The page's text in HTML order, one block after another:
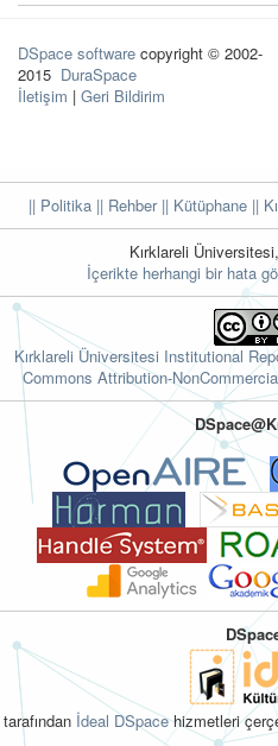
DSpace software copyright © 2002-
2015 DuraSpace
İletişim | Geri Bildirim
|| Politika || Rehber|| Kütüphane ||
Kırklareli
İçerikte herhangi bir hata
Kırklareli Üniversitesi Institutional
Commons Attribution-
tarafından İdeal DSpacehizmetleri